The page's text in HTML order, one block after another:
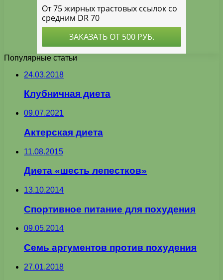
Популярные статьи
24.03.2018
Клубничная диета
09.07.2021
Актерская диета
11.08.2015
Диета «шесть лепестков»
13.10.2014
Спортивное питание для похудения
09.05.2014
Семь аргументов против похудения
27.01.2018